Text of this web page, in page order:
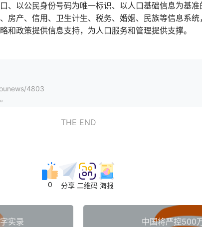
、以公民身份号码为唯一标识、以人口基础信息为基准
房产、信用、卫生计生、税务、婚姻、民族等信息系
和政策提供信息支持，为人口服务和管理提供支撑。
4803
THE END
0 分享 二维码 海报
实录
中国将严控500